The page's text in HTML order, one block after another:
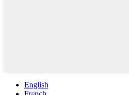
English